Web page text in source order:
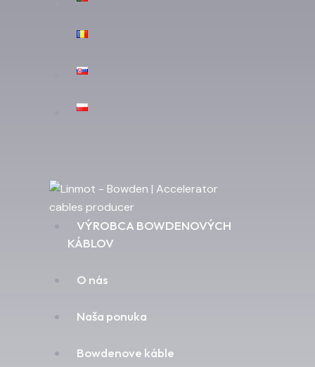
VÝROBCA BOWDENOVÝCH
KÁBLOV
O nás
Naša ponuka
Bowdenove káble